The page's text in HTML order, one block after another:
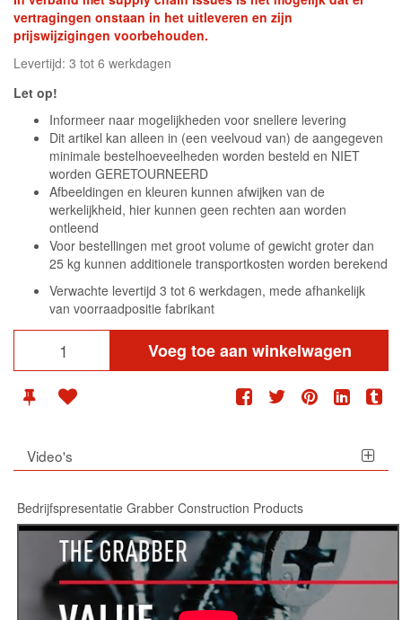
vertragingen onstaan in het uitleveren en zijn
prijswijzigingen voorbehouden.
Levertijd: 3 tot 6 werkdagen
Let op!
Informeer naar mogelijkheden voor snellere levering
Dit artikel kan alleen in (een veelvoud van) de aangegeven
minimale bestelhoeveelheden worden besteld en NIET
worden GERETOURNEERD
Afbeeldingen en kleuren kunnen afwijken van de
werkelijkheid, hier kunnen geen rechten aan worden
ontleend
Voor bestellingen met groot volume of gewicht groter dan
25 kg kunnen additionele transportkosten worden berekend
Verwachte levertijd 3 tot 6 werkdagen, mede afhankelijk
van voorraadpositie fabrikant
Voeg toe aan winkelwagen
Video's
Bedrijfspresentatie Grabber Construction Products